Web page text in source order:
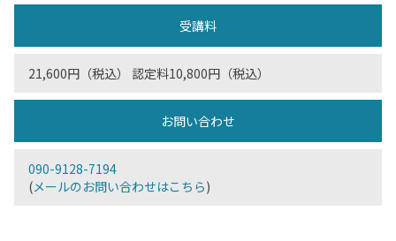
受講料
21,600円（税込） 認定料10,800円（税込）
お問い合わせ
090-9128-7194
(メールのお問い合わせはこちら)